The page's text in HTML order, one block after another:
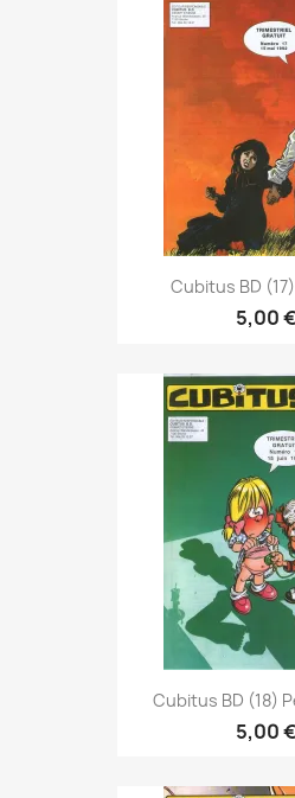
Cubitus BD
5,00 €
Cubitus BD (18)
5,00 €